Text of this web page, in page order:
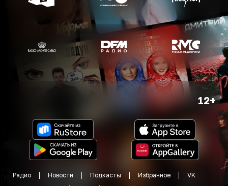
12+
Радио Новости Подкасты Избранное
VK